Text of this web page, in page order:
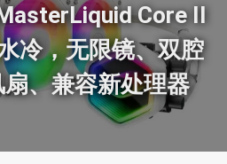
Core II
冷，无限镜、双腔
、兼容新处理器